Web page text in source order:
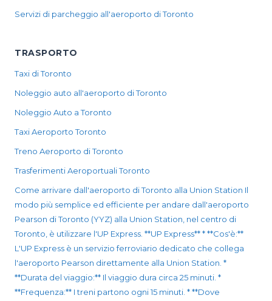
Servizi di parcheggio all'aeroporto di Toronto
TRASPORTO
Taxi di Toronto
Noleggio auto all'aeroporto di Toronto
Noleggio Auto a Toronto
Taxi Aeroporto Toronto
Treno Aeroporto di Toronto
Trasferimenti Aeroportuali Toronto
Come arrivare dall'aeroporto di Toronto alla Union Station Il
modo più semplice ed efficiente per andare dall'aeroporto
Pearson di Toronto (YYZ) alla Union Station, nel centro di
Toronto, è utilizzare l'UP Express. **UP Express** * **Cos'è:**
L'UP Express è un servizio ferroviario dedicato che collega
l'aeroporto Pearson direttamente alla Union Station. *
**Durata del viaggio:** Il viaggio dura circa 25 minuti. *
**Frequenza:** I treni partono ogni 15 minuti. * **Dove